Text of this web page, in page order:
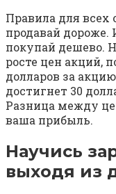
Правила для всех
продавай дороже.
покупай дешево.
росте цен акций,
долларов за
достигнет 30
Разница между
ваша прибыль.
Научись
выходя из